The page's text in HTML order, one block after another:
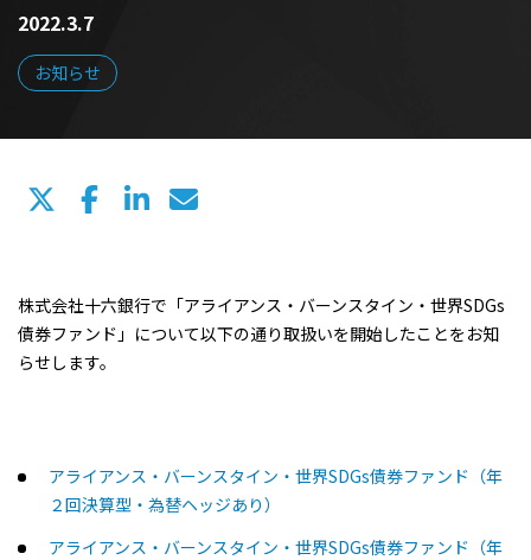
2022.3.7
お知らせ
株式会社十六銀行で「アライアンス・バーンスタイン・世界SDGs
債券ファンド」について以下の通り取扱いを開始したことをお知
らせします。
アライアンス・バーンスタイン・世界SDGs債券ファンド（年
２回決算型・為替ヘッジあり）
アライアンス・バーンスタイン・世界SDGs債券ファンド（年